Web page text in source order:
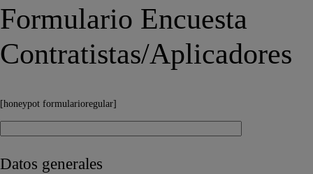
Formulario Encuesta
Contratistas/Aplicadores
[honeypot formularioregular]
Datos generales